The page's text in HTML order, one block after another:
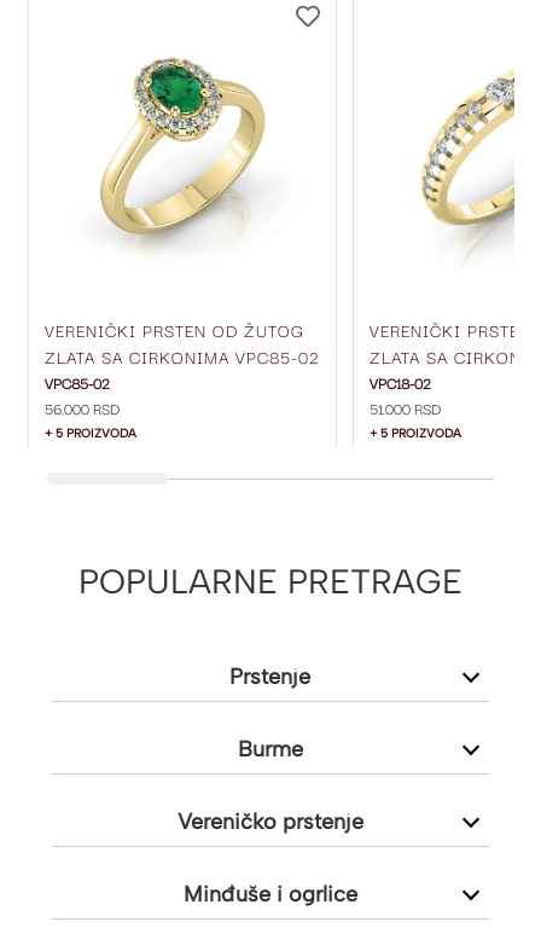
VERENIČKI PRSTEN OD ŽUTOG
ZLATA SA CIRKONIMA VPC85-02
VPC85-02
56.000 RSD
+ 5 PROIZVODA
VERENIČKI
ZLATA SA
VPC18-02
51.000 RSD
+ 5 PROIZVODA
POPULARNE PRETRAGE
Prstenje
Burme
Vereničko prstenje
Minđuše i ogrlice